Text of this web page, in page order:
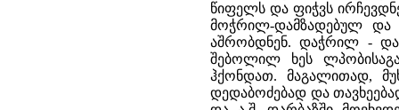
წიფელს და ფიჭვს
მოჭრილ-დამზადებულ და
აშრობდნენ. დაჭრილ -
შებოლილ ხეს
ჰქონდათ. მაგალითად,
დედაბოძებად და